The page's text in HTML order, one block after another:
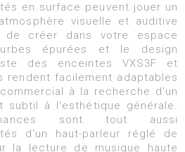
en surface peuvent jouer un
visuelle et auditive
de créer dans votre espace
épurées et le design
des enceintes VXS3F et
rendent facilement adaptables
à la recherche d'un
subtil à l'esthétique générale.
sont tout aussi
d'un haut-parleur réglé de
la lecture de musique haute